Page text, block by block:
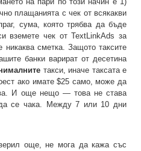
плащанията с чек от всякакви
сума, която трябва да бъде
вземете чек от TextLinkAds за
сметка. Защото таксите
банки варират от десетина
такси, иначе таксата е
ако имате $25 само, може да
И още нещо — това не става
се чака. Между 7 или 10 дни
още, не мога да кажа със